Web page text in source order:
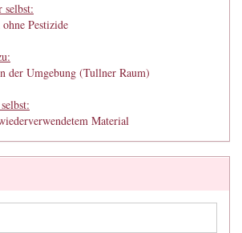
Pestizide
der Umgebung (Tullner Raum)
Material